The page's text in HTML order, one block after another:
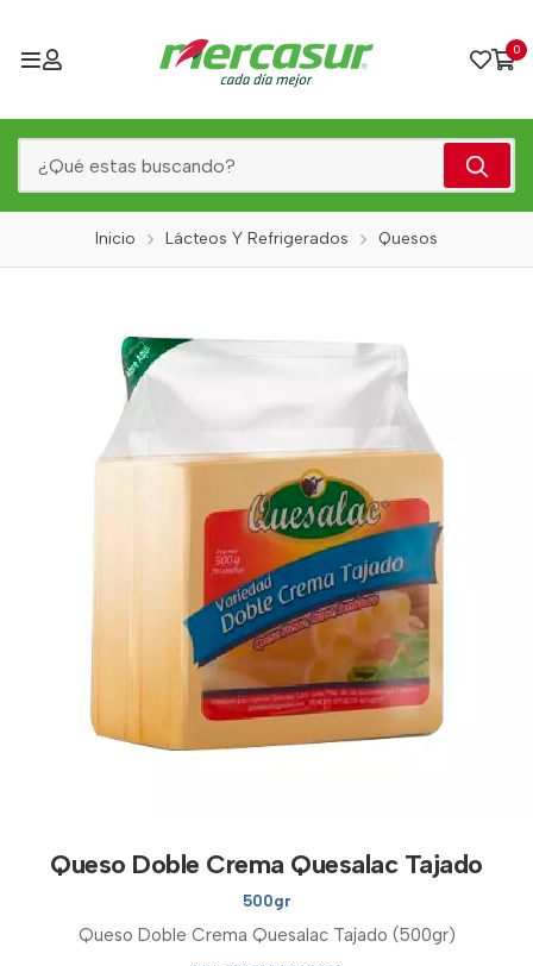
0
Inicio Lácteos Y Refrigerados Quesos
Queso Doble Crema Quesalac Tajado
500gr
Queso Doble Crema Quesalac Tajado (500gr)